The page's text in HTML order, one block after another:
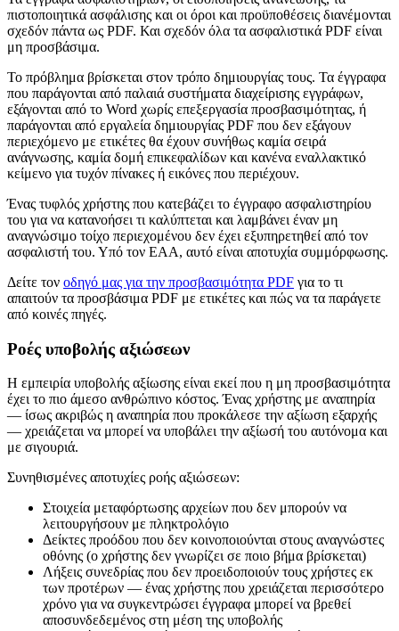
πιστοποιητικά ασφάλισης και οι όροι και προϋποθέσεις διανέμονται
σχεδόν πάντα ως PDF. Και σχεδόν όλα τα ασφαλιστικά PDF είναι
μη προσβάσιμα.
Το πρόβλημα βρίσκεται στον τρόπο δημιουργίας τους. Τα έγγραφα
που παράγονται από παλαιά συστήματα διαχείρισης εγγράφων,
εξάγονται από το Word χωρίς επεξεργασία προσβασιμότητας, ή
παράγονται από εργαλεία δημιουργίας PDF που δεν εξάγουν
περιεχόμενο με ετικέτες θα έχουν συνήθως καμία σειρά
ανάγνωσης, καμία δομή επικεφαλίδων και κανένα εναλλακτικό
κείμενο για τυχόν πίνακες ή εικόνες που περιέχουν.
Ένας τυφλός χρήστης που κατεβάζει το έγγραφο ασφαλιστηρίου
του για να κατανοήσει τι καλύπτεται και λαμβάνει έναν μη
αναγνώσιμο τοίχο περιεχομένου δεν έχει εξυπηρετηθεί από τον
ασφαλιστή του. Υπό τον EAA, αυτό είναι αποτυχία συμμόρφωσης.
Δείτε τον οδηγό μας για την προσβασιμότητα PDF για το τι
απαιτούν τα προσβάσιμα PDF με ετικέτες και πώς να τα παράγετε
από κοινές πηγές.
Ροές υποβολής αξιώσεων
Η εμπειρία υποβολής αξίωσης είναι εκεί που η μη προσβασιμότητα
έχει το πιο άμεσο ανθρώπινο κόστος. Ένας χρήστης με αναπηρία
— ίσως ακριβώς η αναπηρία που προκάλεσε την αξίωση εξαρχής
— χρειάζεται να μπορεί να υποβάλει την αξίωσή του αυτόνομα και
με σιγουριά.
Συνηθισμένες αποτυχίες ροής αξιώσεων:
Στοιχεία μεταφόρτωσης αρχείων που δεν μπορούν να
λειτουργήσουν με πληκτρολόγιο
Δείκτες προόδου που δεν κοινοποιούνται στους αναγνώστες
οθόνης (ο χρήστης δεν γνωρίζει σε ποιο βήμα βρίσκεται)
Λήξεις συνεδρίας που δεν προειδοποιούν τους χρήστες εκ
των προτέρων — ένας χρήστης που χρειάζεται περισσότερο
χρόνο για να συγκεντρώσει έγγραφα μπορεί να βρεθεί
αποσυνδεδεμένος στη μέση της υποβολής